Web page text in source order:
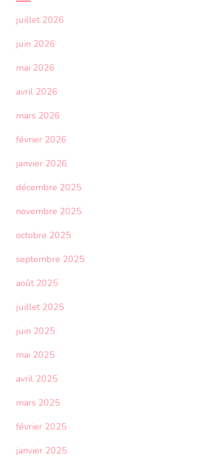
juillet 2026
juin 2026
mai 2026
avril 2026
mars 2026
février 2026
janvier 2026
décembre 2025
novembre 2025
octobre 2025
septembre 2025
août 2025
juillet 2025
juin 2025
mai 2025
avril 2025
mars 2025
février 2025
janvier 2025